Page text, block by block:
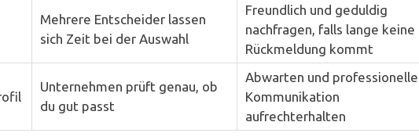
Mehrere Entscheider lassen
sich Zeit bei der Auswahl
Freundlich und geduldig
nachfragen, falls lange keine
Rückmeldung kommt
Unternehmen prüft genau, ob
du gut passt
Abwarten und professionelle
Kommunikation
aufrechterhalten